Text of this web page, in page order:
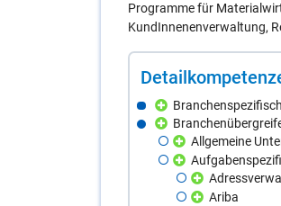
Programme für
KundInnenenverwaltung,
Allgemeine
Ariba